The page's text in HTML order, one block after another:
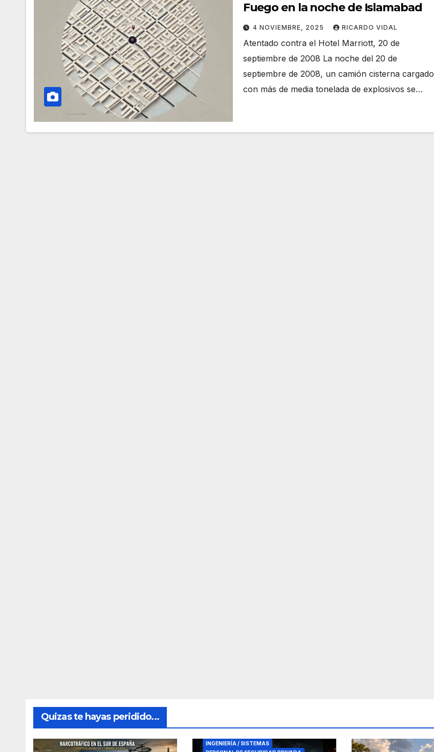
Fuego en la noche de Islamabad
4 NOVIEMBRE, 2025 RICARDO VIDAL
Atentado contra el Hotel Marriott, 20 de
septiembre de 2008 La noche del 20 de
septiembre de 2008, un camión cisterna cargado
con más de media tonelada de explosivos se…
Quizas te hayas peridido...
INGENIERÍA / SISTEMAS